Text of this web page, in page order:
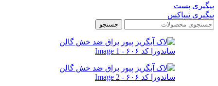
پیگیری پست
پیگیری تیپاکس
جستجو